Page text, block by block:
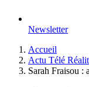
Newsletter
Accueil
Actu Télé
Sarah Fraisou :